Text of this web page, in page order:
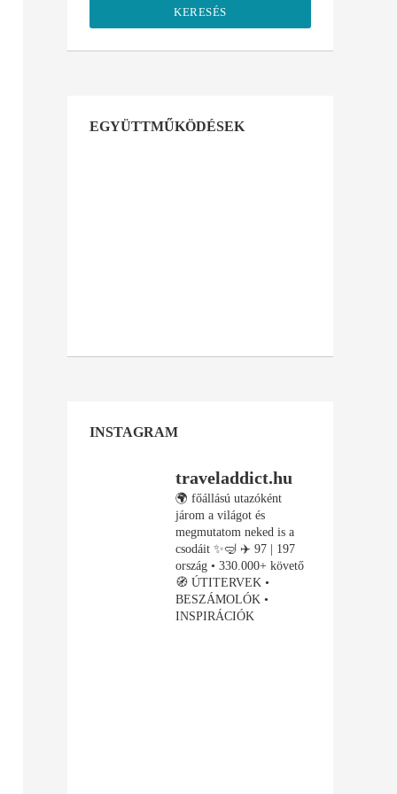
KERESÉS
EGYÜTTMŰKÖDÉSEK
INSTAGRAM
traveladdict.hu
🌍 főállású utazóként
járom a világot és
megmutatom neked is a
csodáit ✨🤿 ✈️ 97 | 197
ország • 330.000+ követő
🧭 ÚTITERVEK •
BESZÁMOLÓK •
INSPIRÁCIÓK